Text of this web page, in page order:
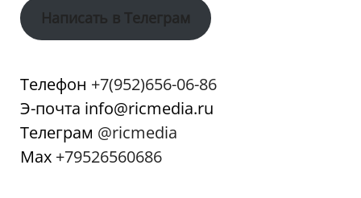
Написать в Телеграм
Телефон +7(952)656-06-86
Э-почта info@ricmedia.ru
Телеграм @ricmedia
Мах +79526560686